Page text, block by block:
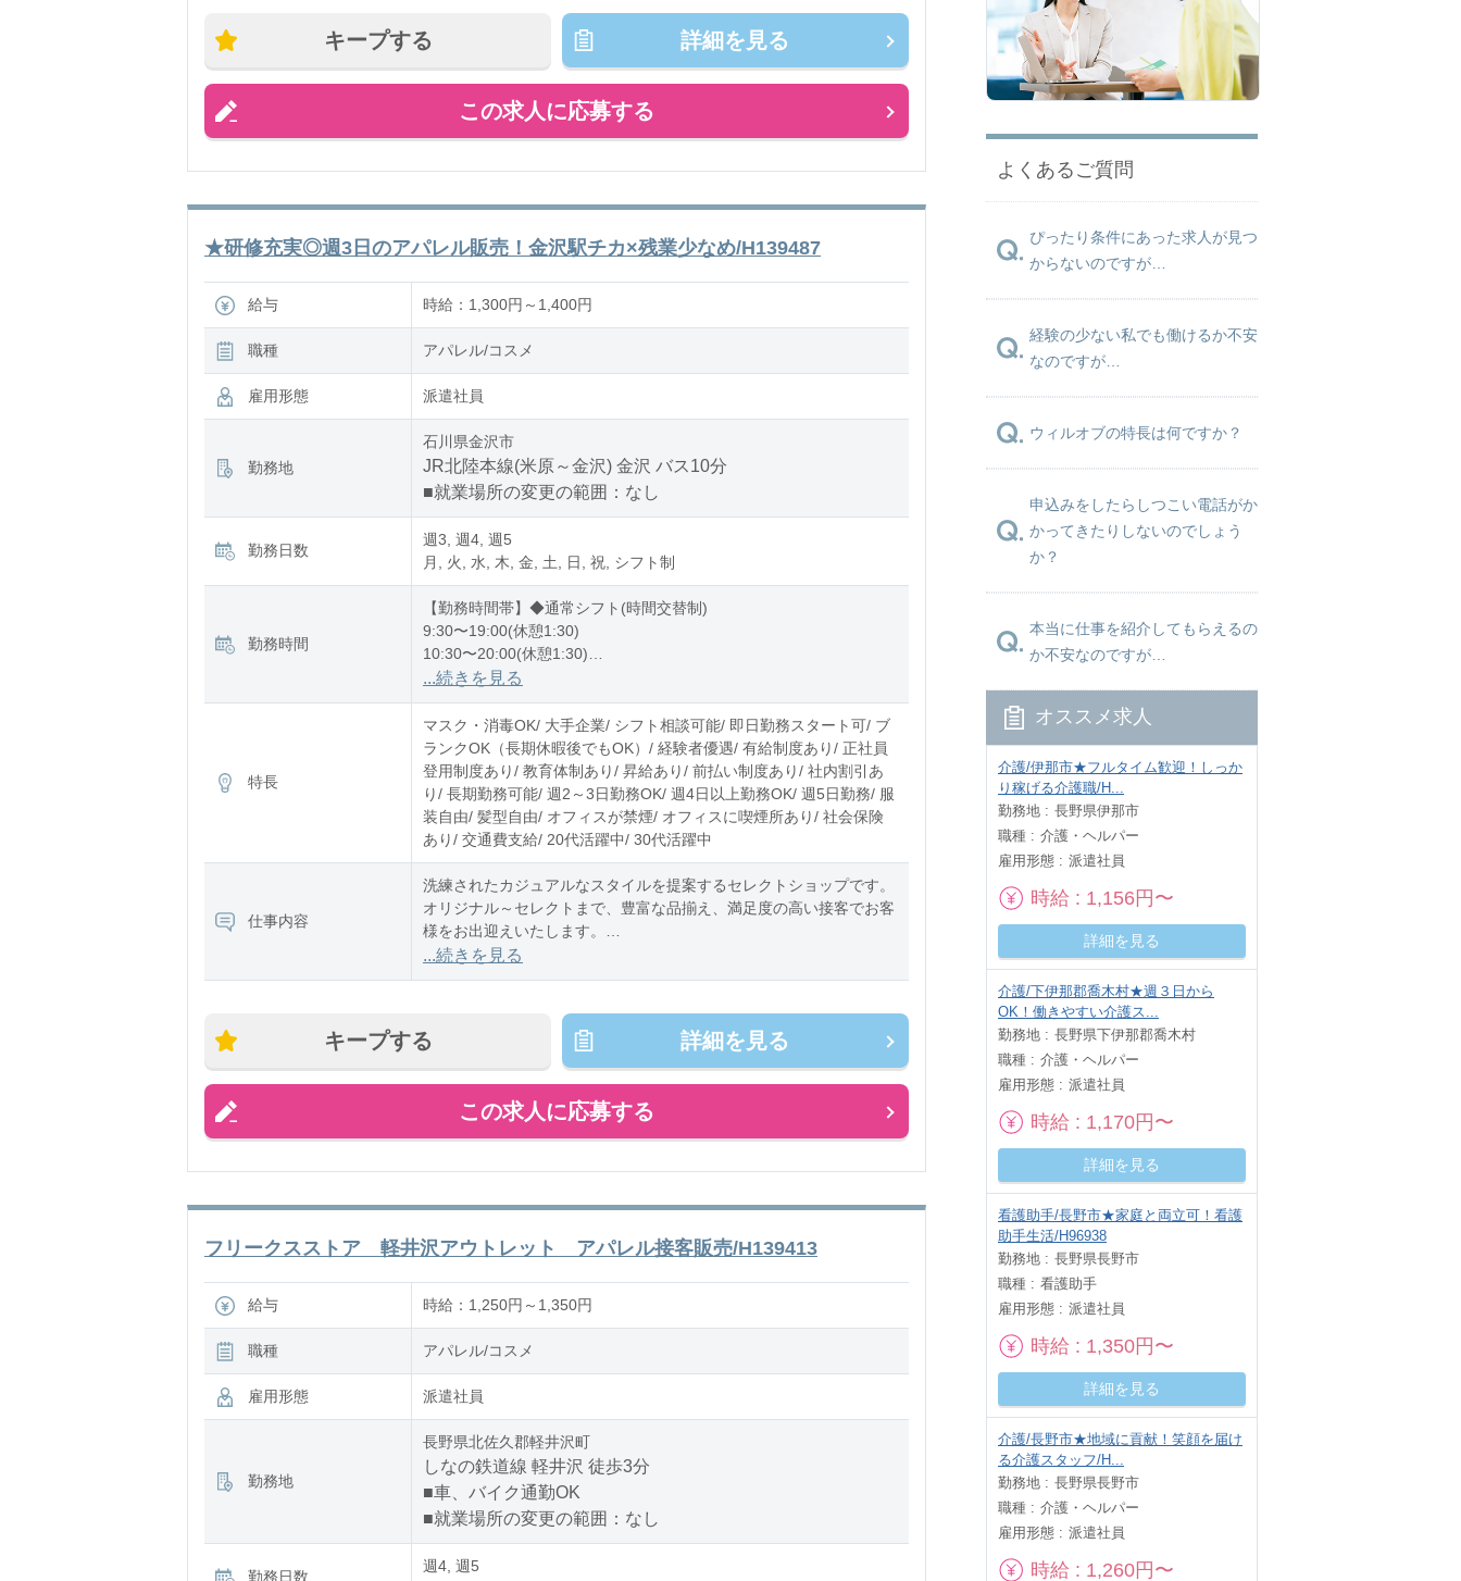
・店内ディスプレイの変更
・商品の取り寄せ対応
キープする 詳細を見る
この求人に応募する
★研修充実◎週3日のアパレル販売！金沢駅チカ×残業少なめ/H139487
給与 時給：1,300円～1,400円
職種 アパレル/コスメ
雇用形態 派遣社員
勤務地
石川県金沢市
JR北陸本線(米原～金沢) 金沢 バス10分
■就業場所の変更の範囲：なし
勤務日数
週3, 週4, 週5
月, 火, 水, 木, 金, 土, 日, 祝, シフト制
勤務時間
【勤務時間帯】◆通常シフト(時間交替制)
9:30〜19:00(休憩1:30)
10:30〜20:00(休憩1:30)
11:00〜20:30(休憩1:30)
※残業：0〜5時間程度/月
...続きを見る
特長
マスク・消毒OK/ 大手企業/ シフト相談可能/ 即日勤務スタート可/ ブ
ランクOK（長期休暇後でもOK）/ 経験者優遇/ 有給制度あり/ 正社員
登用制度あり/ 教育体制あり/ 昇給あり/ 前払い制度あり/ 社内割引あ
り/ 長期勤務可能/ 週2～3日勤務OK/ 週4日以上勤務OK/ 週5日勤務/ 服
装自由/ 髪型自由/ オフィスが禁煙/ オフィスに喫煙所あり/ 社会保険
あり/ 交通費支給/ 20代活躍中/ 30代活躍中
仕事内容
洗練されたカジュアルなスタイルを提案するセレクトショップです。
オリジナル～セレクトまで、豊富な品揃え、満足度の高い接客でお客
様をお出迎えいたします。
アパレル販売経験者様歓迎の求人です。
...続きを見る
キープする 詳細を見る
この求人に応募する
フリークスストア 軽井沢アウトレット アパレル接客販売/H139413
給与 時給：1,250円～1,350円
職種 アパレル/コスメ
雇用形態 派遣社員
勤務地
長野県北佐久郡軽井沢町
しなの鉄道線 軽井沢 徒歩3分
■車、バイク通勤OK
■就業場所の変更の範囲：なし
勤務日数
週4, 週5
よくあるご質問
ぴったり条件にあった求人が見つ
からないのですが…
経験の少ない私でも働けるか不安
なのですが…
ウィルオブの特長は何ですか？
申込みをしたらしつこい電話がか
かってきたりしないのでしょう
か？
本当に仕事を紹介してもらえるの
か不安なのですが…
オススメ求人
介護/伊那市★フルタイム歓迎！しっか
り稼げる介護職/H...
勤務地
長野県伊那市
職種
介護・ヘルパー
雇用形態
派遣社員
時給 1,156円〜
詳細を見る
介護/下伊那郡喬木村★週３日から
OK！働きやすい介護ス...
勤務地
長野県下伊那郡喬木村
職種
介護・ヘルパー
雇用形態
派遣社員
時給 1,170円〜
詳細を見る
看護助手/長野市★家庭と両立可！看護
助手生活/H96938
勤務地
長野県長野市
職種
看護助手
雇用形態
派遣社員
時給 1,350円〜
詳細を見る
介護/長野市★地域に貢献！笑顔を届け
る介護スタッフ/H...
勤務地
長野県長野市
職種
介護・ヘルパー
雇用形態
派遣社員
時給 1,260円〜